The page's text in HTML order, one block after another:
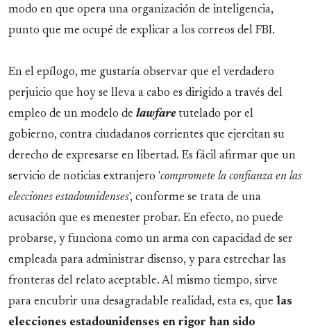
modo en que opera una organización de inteligencia,
punto que me ocupé de explicar a los correos del FBI.
En el epílogo, me gustaría observar que el verdadero
perjuicio que hoy se lleva a cabo es dirigido a través del
empleo de un modelo de lawfaretutelado por el
gobierno, contra ciudadanos corrientes que ejercitan su
derecho de expresarse en libertad. Es fácil afirmar que un
servicio de noticias extranjero 'compromete la confianza en las
elecciones estadounidenses', conforme se trata de una
acusación que es menester probar. En efecto, no puede
probarse, y funciona como un arma con capacidad de ser
empleada para administrar disenso, y para estrechar las
fronteras del relato aceptable. Al mismo tiempo, sirve
para encubrir una desagradable realidad, esta es, que las
elecciones estadounidenses en rigor han sido